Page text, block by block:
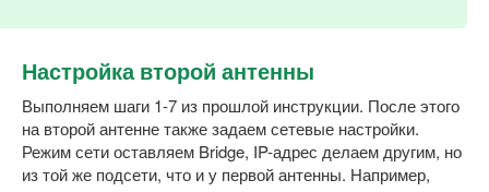
Настройка второй антенны
Выполняем шаги 1-7 из прошлой инструкции. После этого
на второй антенне также задаем сетевые настройки.
Режим сети оставляем Bridge, IP-адрес делаем другим, но
из той же подсети, что и у первой антенны. Например,